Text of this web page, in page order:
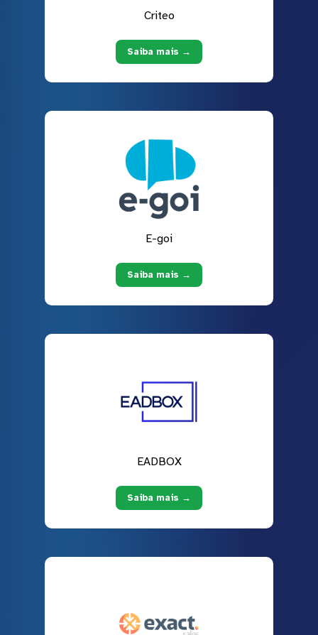
Criteo
Saiba mais →
E-goi
Saiba mais →
EADBOX
Saiba mais →